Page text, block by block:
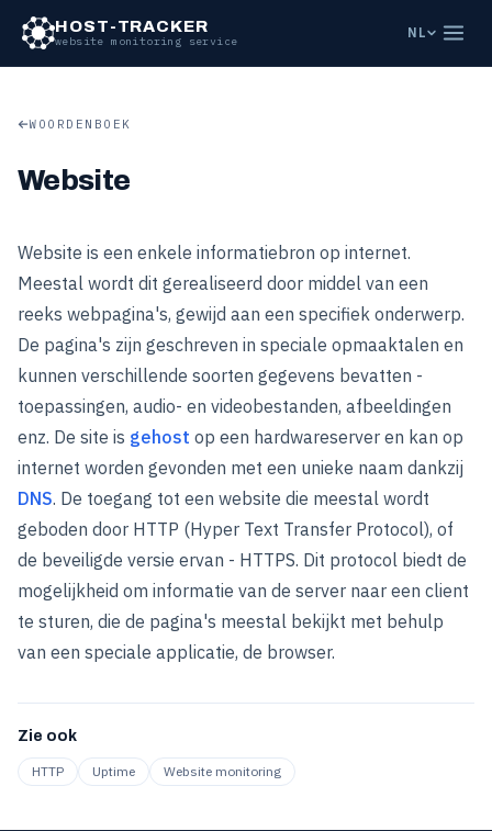
HOST-TRACKER
website monitoring service
NL
WOORDENBOEK
Website
Website is een enkele informatiebron op internet.
Meestal wordt dit gerealiseerd door middel van een
reeks webpagina's, gewijd aan een specifiek onderwerp.
De pagina's zijn geschreven in speciale opmaaktalen en
kunnen verschillende soorten gegevens bevatten -
toepassingen, audio- en videobestanden, afbeeldingen
enz. De site is gehost op een hardwareserver en kan op
internet worden gevonden met een unieke naam dankzij
DNS. De toegang tot een website die meestal wordt
geboden door HTTP (Hyper Text Transfer Protocol), of
de beveiligde versie ervan - HTTPS. Dit protocol biedt de
mogelijkheid om informatie van de server naar een client
te sturen, die de pagina's meestal bekijkt met behulp
van een speciale applicatie, de browser.
Zie ook
HTTP Uptime Website monitoring